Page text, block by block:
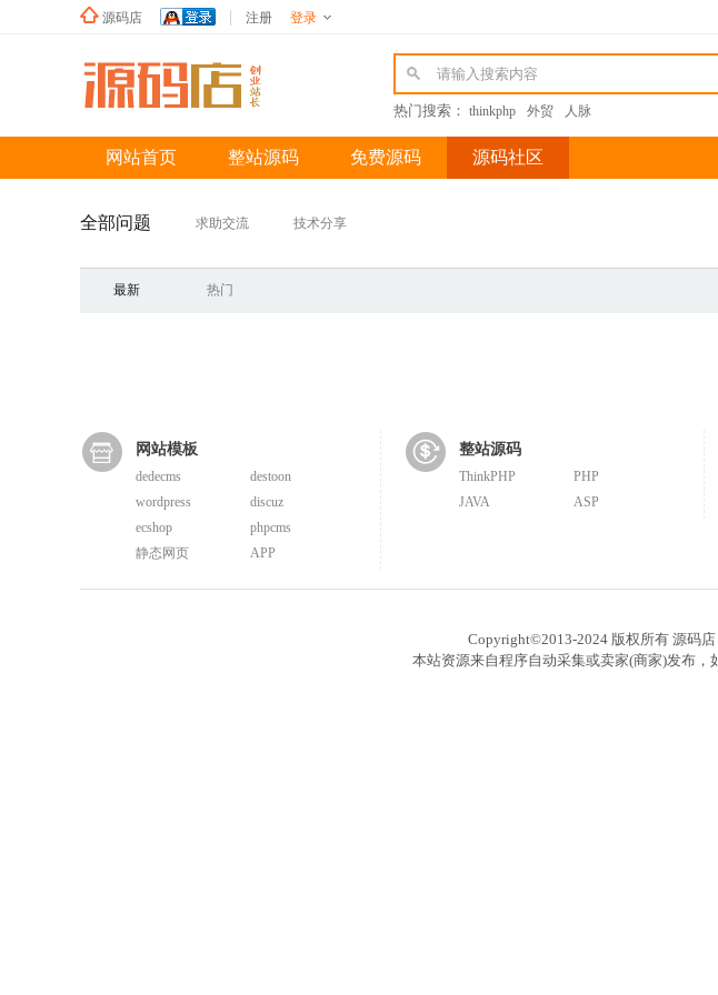
源码店 注册 登录
热门搜索： thinkphp 外贸 人脉
网站首页 整站源码 免费源码 源码社区
全部问题 求助交流 技术分享
最新 热门
网站模板
dedecms
destoon
wordpress
discuz
ecshop
phpcms
静态网页
APP
整站源码
ThinkPHP
PHP
JAVA
ASP
Copyright©2013-2024 版权所有 源码店
本站资源来自程序自动采集或卖家(商家)发布